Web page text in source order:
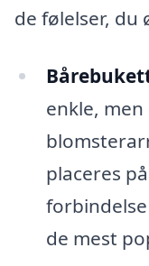
de følelser, du
enkle,
placeres
de mest